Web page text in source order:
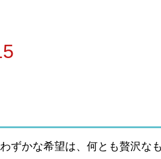
ずかな希望は、何とも贅沢なも